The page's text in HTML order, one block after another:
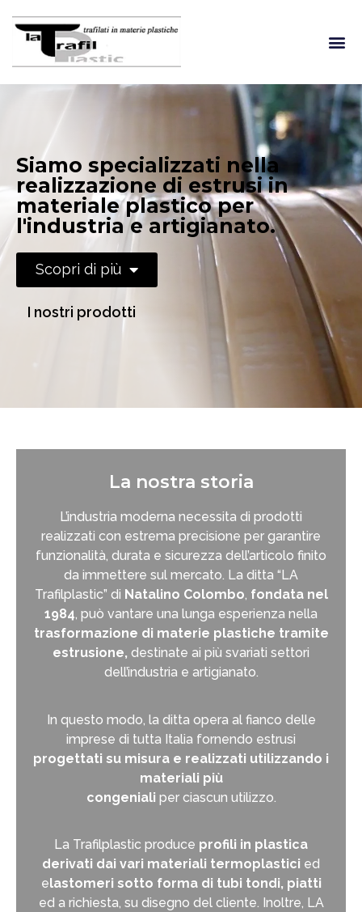
Siamo specializzati nella
realizzazione di estrusi in
materiale plastico per
l'industria e artigianato.
Scopri di più
I nostri prodotti
La nostra storia
L’industria moderna necessita di prodotti
realizzati con estrema precisione per garantire
funzionalità, durata e sicurezza dell’articolo finito
da immettere sul mercato. La ditta “LA
Trafilplastic” di Natalino Colombo, fondata nel
1984, può vantare una lunga esperienza nella
trasformazione di materie plastiche tramite
estrusione, destinate ai più svariati settori
dell’industria e artigianato.
In questo modo, la ditta opera al fianco delle
imprese di tutta Italia fornendo estrusi
progettati su misura e realizzati utilizzando i
materiali più
congeniali per ciascun utilizzo.
La Trafilplastic produce profili in plastica
derivati dai vari materiali termoplastici ed
elastomeri sotto forma di tubi tondi, piatti
ed a richiesta, su disegno del cliente. Inoltre, LA